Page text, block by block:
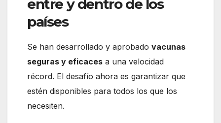
entre y dentro de los
países
Se han desarrollado y aprobado vacunas
seguras y eficaces a una velocidad
récord. El desafío ahora es garantizar que
estén disponibles para todos los que los
necesiten.